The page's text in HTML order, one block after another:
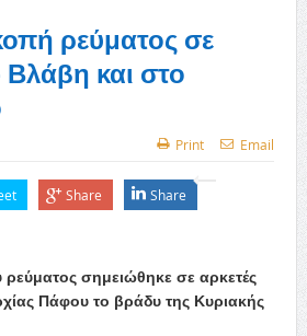
ρεύματος σε
Βλάβη και στο
Print Email
Share Share
σημειώθηκε σε αρκετές
Πάφου το βράδυ της Κυριακής